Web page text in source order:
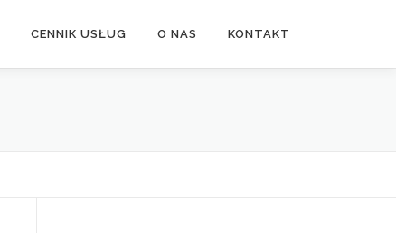
CENNIK USŁUG O NAS KONTAKT